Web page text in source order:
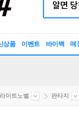
상품 이벤트 바이백 매
이트노벨 판타지